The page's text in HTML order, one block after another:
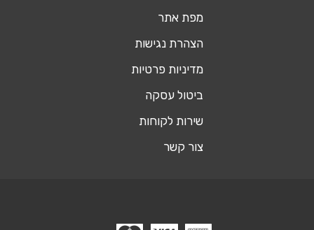
מפת אתר
הצהרת נגישות
מדיניות פרטיות
ביטול עסקה
שירות לקוחות
צור קשר